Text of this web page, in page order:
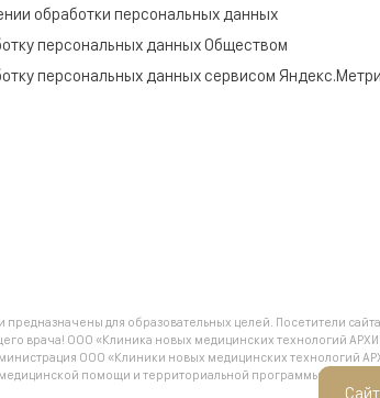
обработки персональных данных
персональных данных Обществом
персональных данных сервисом
для образовательных целей. Посетители
врача! ООО «Клиника новых медицинских технологий
ООО «Клиники новых медицинских технологий
помощи и территориальной программы